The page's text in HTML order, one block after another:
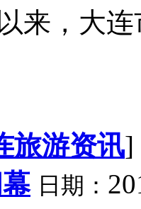
来，大
旅游资讯]
日期：